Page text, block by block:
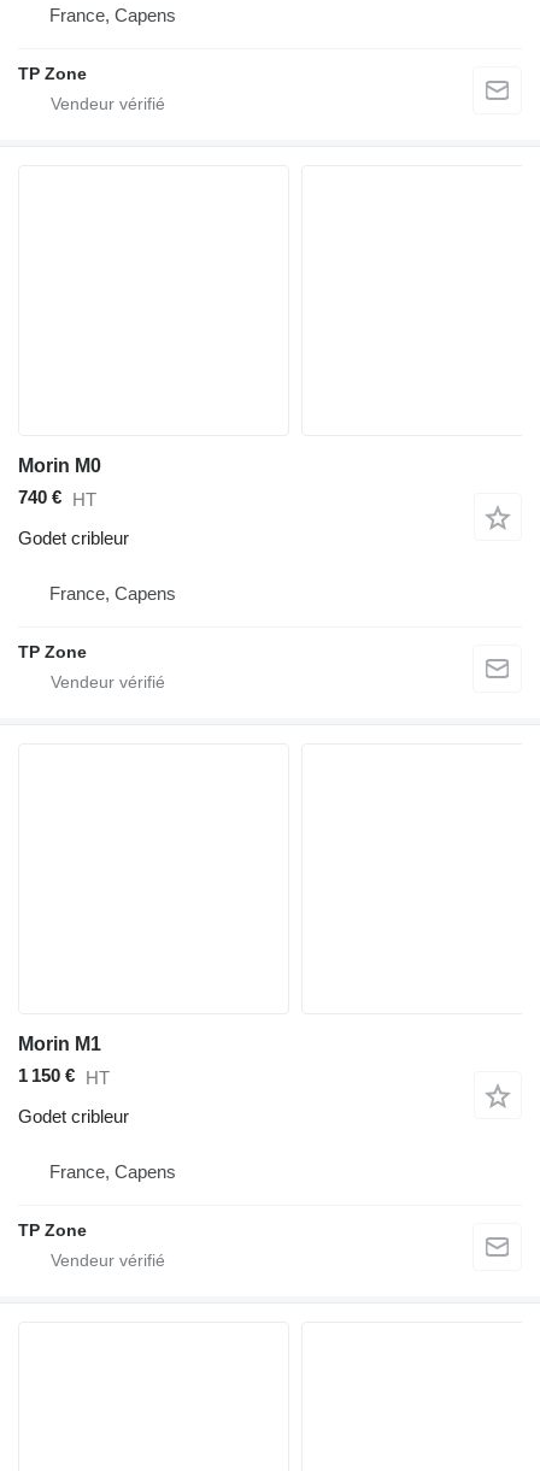
France, Capens
TP Zone
Morin M0
740 € HT
Godet cribleur
France, Capens
TP Zone
Morin M1
1 150 € HT
Godet cribleur
France, Capens
TP Zone